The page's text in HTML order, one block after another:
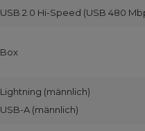
USB 2.0 Hi-Speed (USB 480
Box
Lightning (männlich)
USB-A (männlich)